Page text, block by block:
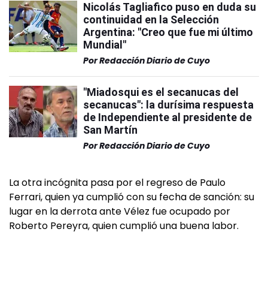
Nicolás Tagliafico puso en duda su
continuidad en la Selección
Argentina: "Creo que fue mi último
Mundial"
PorRedacción Diario de Cuyo
"Miadosqui es el secanucas del
secanucas": la durísima respuesta
de Independiente al presidente de
San Martín
PorRedacción Diario de Cuyo
La otra incógnita pasa por el regreso de Paulo
Ferrari, quien ya cumplió con su fecha de sanción: su
lugar en la derrota ante Vélez fue ocupado por
Roberto Pereyra, quien cumplió una buena labor.